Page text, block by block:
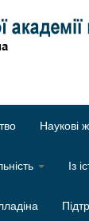
Наукові
Із